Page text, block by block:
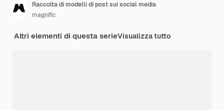
Raccolta di modelli di post sui social media
magnific
Altri elementi di questa serieVisualizza tutto